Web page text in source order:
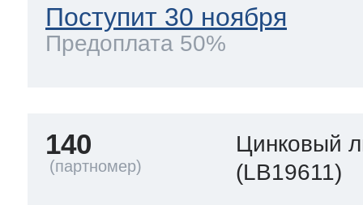
Поступит 30 ноября
Предоплата 50%
140
Цинковый
(LB19611)